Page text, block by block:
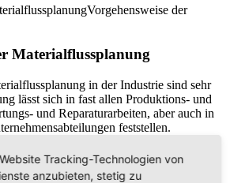
Vorgehensweise der
Materialflussplanung
in der Industrie sind sehr
lässt sich in fast allen Produktions- und
und Reparaturarbeiten, aber auch in
feststellen.
eine Optimierung auf Basis der
Tracking-Technologien von
anzubieten, stetig zu